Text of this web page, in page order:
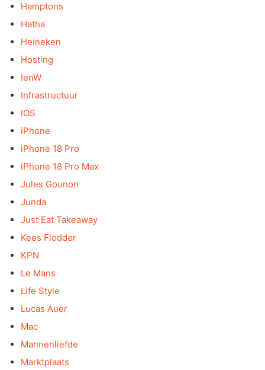
Hamptons
Hatha
Heineken
Hosting
IenW
Infrastructuur
IOS
iPhone
iPhone 18 Pro
iPhone 18 Pro Max
Jules Gounon
Junda
Just Eat Takeaway
Kees Flodder
KPN
Le Mans
Life Style
Lucas Auer
Mac
Mannenliefde
Marktplaats